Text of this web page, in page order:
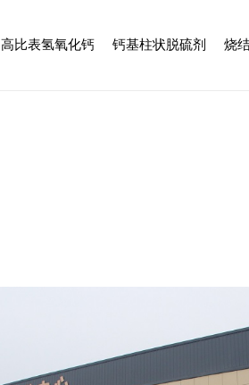
高比表氢氧化钙 钙基柱状脱硫剂 烧